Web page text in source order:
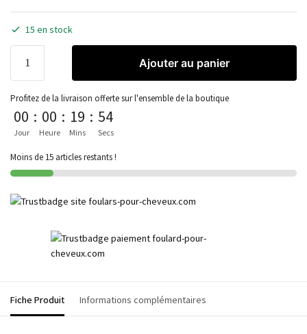
15 en stock
Ajouter au panier
Profitez de la livraison offerte sur l'ensemble de la boutique
00
Jour
: 00
Heure
: 19
Mins
: 52
Secs
Moins de 15 articles restants !
Fiche Produit Informations complémentaires